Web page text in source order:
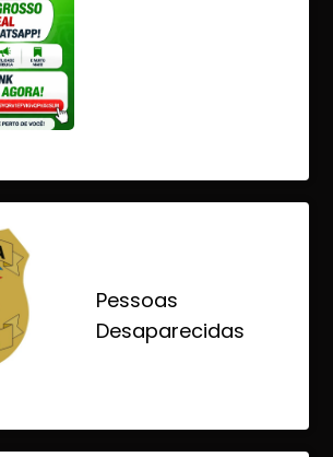
Pessoas
Desaparecidas